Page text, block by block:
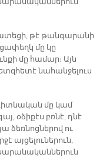
թէ թանգարանի
մը կը
մը համար։ Այն
նահանջելուս
գիտնական մը կամ
օձիքէս բռնէ, դնէ
ձեռնոցներով ու
այցելուներուն,